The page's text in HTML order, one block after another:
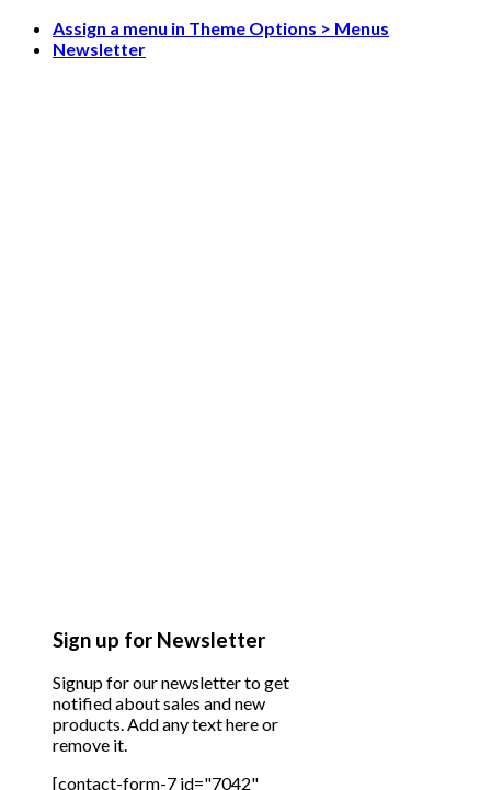
Skip
Assign a menu in Theme Options > Menus
Newsletter
Sign up for Newsletter
Signup for our newsletter to get
notified about sales and new
products. Add any text here or
remove it.
[contact-form-7 id="7042"